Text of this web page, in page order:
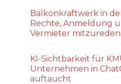
Balkonkraftwerk in
Rechte, Anmeldung
Vermieter
KI-Sichtbarkeit für
Unternehmen in
auftaucht